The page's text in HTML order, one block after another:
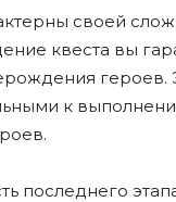
своей
квеста вы
героев.
к
последнего